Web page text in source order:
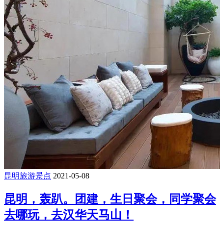
昆明旅游景点 2021-05-08
昆明，轰趴。团建，生日聚会，同学聚会
去哪玩，去汉华天马山！